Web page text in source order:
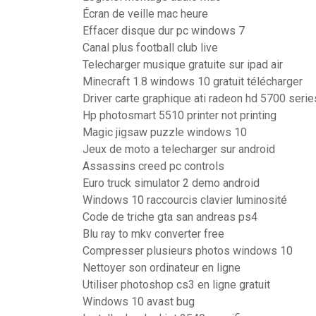
Écran de veille mac heure
Effacer disque dur pc windows 7
Canal plus football club live
Telecharger musique gratuite sur ipad air
Minecraft 1.8 windows 10 gratuit télécharger
Driver carte graphique ati radeon hd 5700
Hp photosmart 5510 printer not printing
Magic jigsaw puzzle windows 10
Jeux de moto a telecharger sur android
Assassins creed pc controls
Euro truck simulator 2 demo android
Windows 10 raccourcis clavier luminosité
Code de triche gta san andreas ps4
Blu ray to mkv converter free
Compresser plusieurs photos windows 10
Nettoyer son ordinateur en ligne
Utiliser photoshop cs3 en ligne gratuit
Windows 10 avast bug